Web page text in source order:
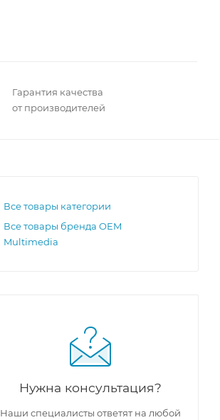
Гарантия качества
от производителей
Все товары категории
Все товары бренда OEM
Multimedia
Нужна консультация?
Наши специалисты ответят на любой